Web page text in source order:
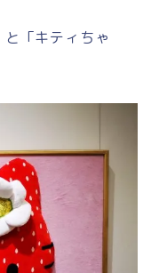
「キティちゃ